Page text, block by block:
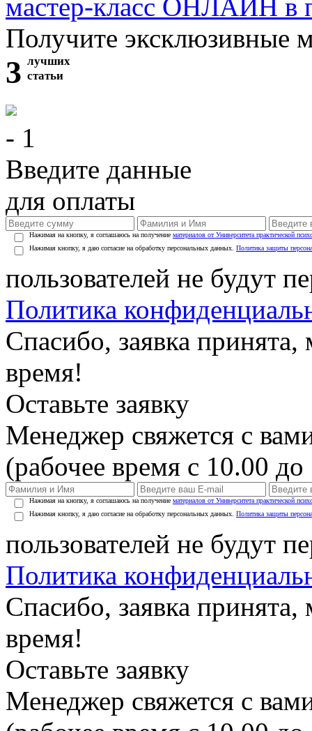
мастер-класс ОНЛАЙН в
Получите эксклюзивные
3 лучших
статьи
- 1
Введите данные
для оплаты
Нажимая на кнопку, я соглашаюсь на получение материалов от Университета практической
Нажимая кнопку, я даю согласие на обработку персональных данных. Политика защиты
пользователей не будут
Политика
Спасибо, заявка
время!
Оставьте заявку
Менеджер свяжется с
(рабочее время с 10.00
Нажимая на кнопку, я соглашаюсь на получение материалов от Университета практической
Нажимая кнопку, я даю согласие на обработку персональных данных. Политика защиты
пользователей не будут
Политика
Спасибо, заявка
время!
Оставьте заявку
Менеджер свяжется с